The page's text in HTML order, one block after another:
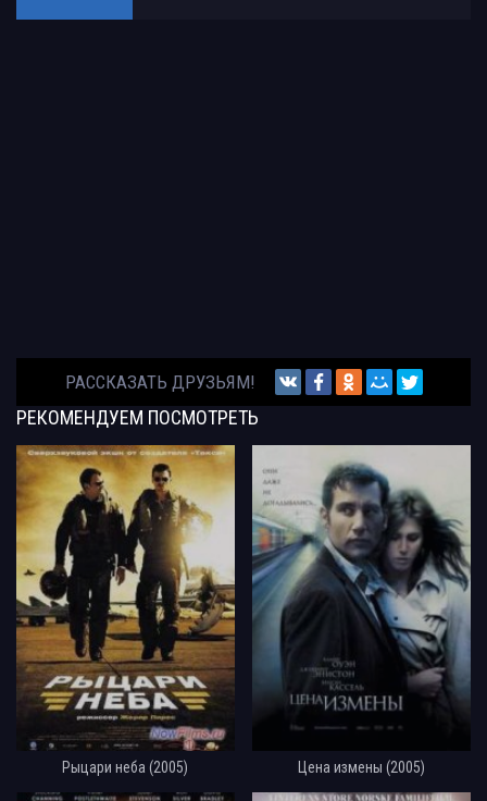
РАССКАЗАТЬ ДРУЗЬЯМ!
РЕКОМЕНДУЕМ ПОСМОТРЕТЬ
Рыцари неба (2005) Цена измены (2005)